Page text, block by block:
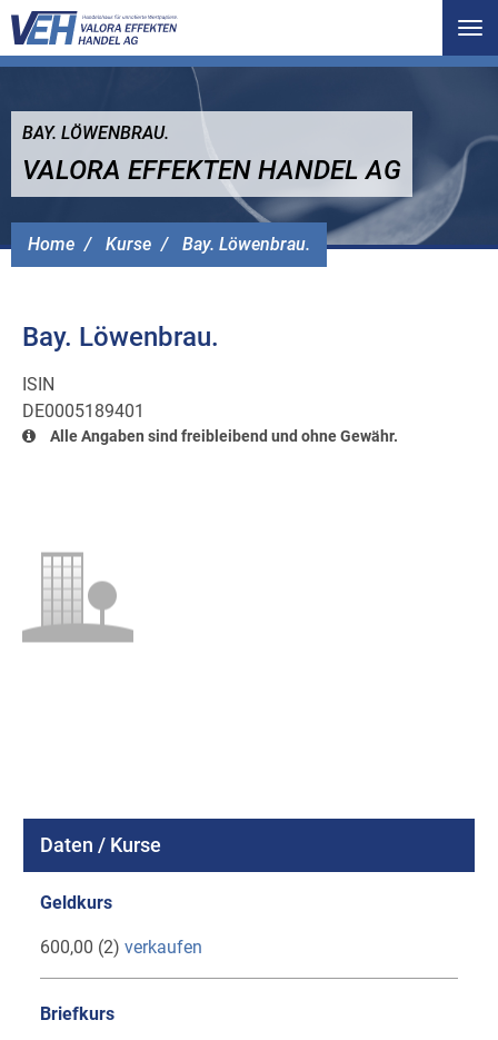
Home Kurse Bay. Löwenbrau.
BAY. LÖWENBRAU.
VALORA EFFEKTEN HANDEL AG
Bay. Löwenbrau.
ISIN
DE0005189401
Alle Angaben sind freibleibend und ohne Gewähr.
Daten / Kurse
Geldkurs
600,00 (2) verkaufen
Briefkurs